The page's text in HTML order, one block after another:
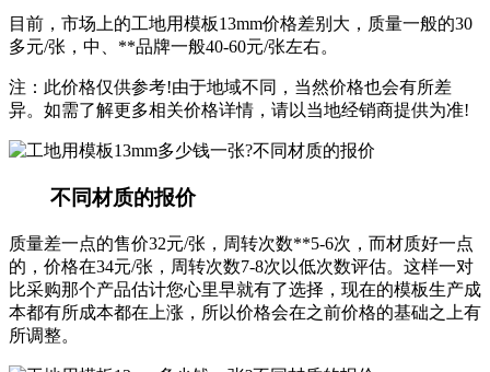
目前，市场上的工地用模板13mm价格差别大，质量一般的30
多元/张，中、**品牌一般40-60元/张左右。
注：此价格仅供参考!由于地域不同，当然价格也会有所差
异。如需了解更多相关价格详情，请以当地经销商提供为准!
不同材质的报价
质量差一点的售价32元/张，周转次数**5-6次，而材质好一点
的，价格在34元/张，周转次数7-8次以低次数评估。这样一对
比采购那个产品估计您心里早就有了选择，现在的模板生产成
本都有所成本都在上涨，所以价格会在之前价格的基础之上有
所调整。